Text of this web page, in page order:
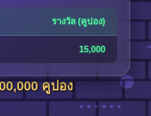
รางวัล (คูปอง)
15,000
คูปอง